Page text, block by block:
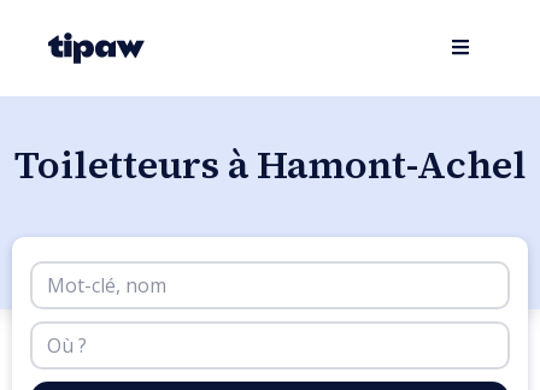
Toiletteurs à Hamont-Achel